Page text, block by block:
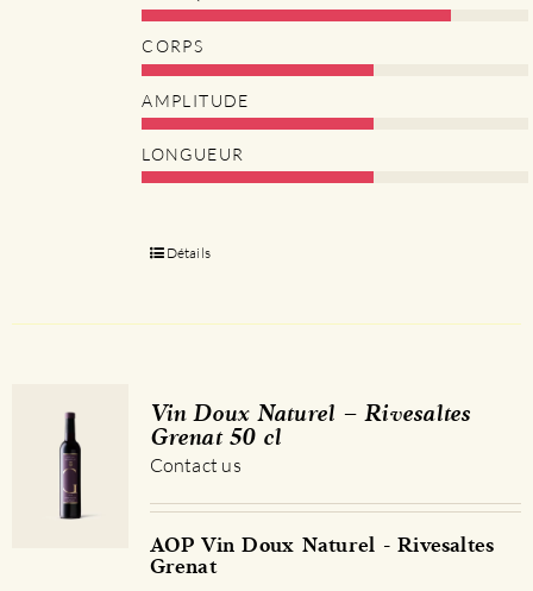
CORPS
AMPLITUDE
LONGUEUR
Détails
Vin Doux Naturel – Rivesaltes
Grenat 50 cl
Contact us
AOP Vin Doux Naturel - Rivesaltes
Grenat